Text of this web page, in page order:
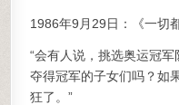
1986年9月29日：《一切
“会有人说，挑选奥运冠
夺得冠军的子女们吗？如
狂了。”